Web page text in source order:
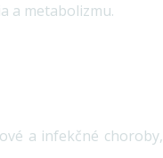
a metabolizmu.
a infekčné choroby,